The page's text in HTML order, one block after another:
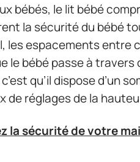
bébés, le lit bébé
la sécurité du bébé
les espacements
le bébé passe à travers
qu’il dispose d’un
de réglages de la
la sécurité de votre